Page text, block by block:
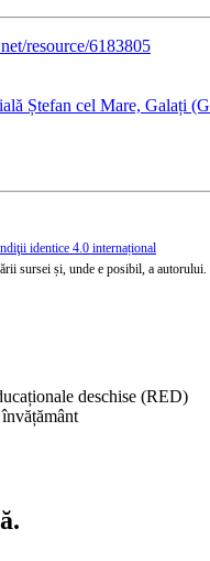
resource/6183805
Ștefan cel Mare, Galați
identice 4.0 internațional
sursei și, unde e posibil, a
deschise (RED)